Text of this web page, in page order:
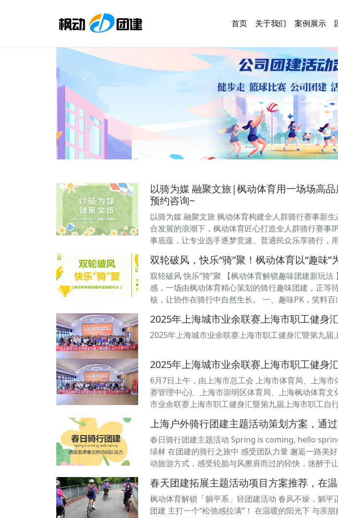
首页 关于我们 案例展示
以骑为媒 融聚文旅|枫动体育用一场场高
预约咨询~
以骑为媒 融聚文旅 枫动体育构建全人群骑行赛事新
合发展的浪潮下，枫动体育匠心打造全人群骑行赛事
事底蕴，让专业选手逐梦竞速、普通民众乐享骑行，
双轮破风，快乐“骑”聚！枫动体育以“趣味
双轮破风 快乐“骑”聚 【枫动体育解锁趣味团建新玩
感，一场由枫动体育精心策划的骑行趣味团建，正等
核，让协作在骑行中自然生长。 一、趣味PK，笑料
2025年上海城市业余联赛上海市职工健身
2025年上海城市业余联赛上海市职工健身汇暨第九届
2025年上海城市业余联赛上海市职工健身
6月7日上午，由上海市总工会 上海市体育局、上海
赛管理中心)、上海市崇明区体育局、上海枫动体育
市业余联赛上海市职工健身汇暨第九届上海市职工自
上海户外骑行团建主题活动策划方案，通
春日骑行团建主题活动 Spring is coming, hello
绿林 在团建的骑行之旅中 感受团队力量 邂逅一路美
动旅游方式，感受轮胎与风擦肩而过的轻快，迷醉于
春天团建拓展主题活动项目方案推荐，在
枫动体育解锁「躺平系」轻团建活动 春风不燥，躺
团建 主打一个“松弛感拉满”！ 在温暖的阳光下 与亲